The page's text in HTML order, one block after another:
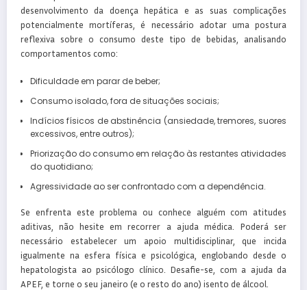
desenvolvimento da doença hepática e as suas complicações
potencialmente mortíferas, é necessário adotar uma postura
reflexiva sobre o consumo deste tipo de bebidas, analisando
comportamentos como:
Dificuldade em parar de beber;
Consumo isolado, fora de situações sociais;
Indícios físicos de abstinência (ansiedade, tremores, suores
excessivos, entre outros);
Priorização do consumo em relação às restantes atividades
do quotidiano;
Agressividade ao ser confrontado com a dependência.
Se enfrenta este problema ou conhece alguém com atitudes
aditivas, não hesite em recorrer a ajuda médica. Poderá ser
necessário estabelecer um apoio multidisciplinar, que incida
igualmente na esfera física e psicológica, englobando desde o
hepatologista ao psicólogo clínico. Desafie-se, com a ajuda da
APEF, e torne o seu janeiro (e o resto do ano) isento de álcool.